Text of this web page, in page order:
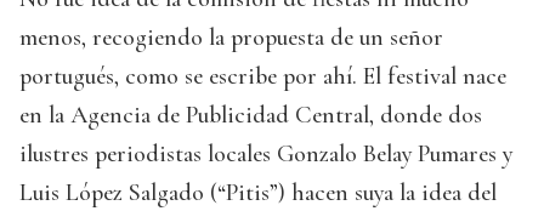
menos, recogiendo la propuesta de un señor
portugués, como se escribe por ahí. El festival nace
en la Agencia de Publicidad Central, donde dos
ilustres periodistas locales Gonzalo Belay Pumares y
Luis López Salgado (“Pitis”) hacen suya la idea del